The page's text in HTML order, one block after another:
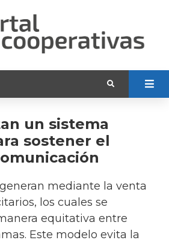
un sistema
sostener el
mediante la venta
los cuales se
equitativa entre
Este modelo evita la